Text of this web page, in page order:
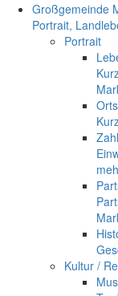
Großgemeinde
Portrait,
Portrait
Kultur /